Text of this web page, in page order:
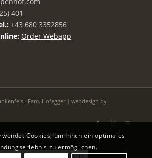
401
+43 680 3352856
Order Webapp
· Fam. Hofegger | webdesign by
Datenschutz Impressum
Cookies, um Ihnen ein optimales
zu ermöglichen.
English Deutsch